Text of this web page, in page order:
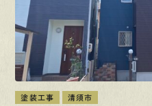
塗装工事 清須市